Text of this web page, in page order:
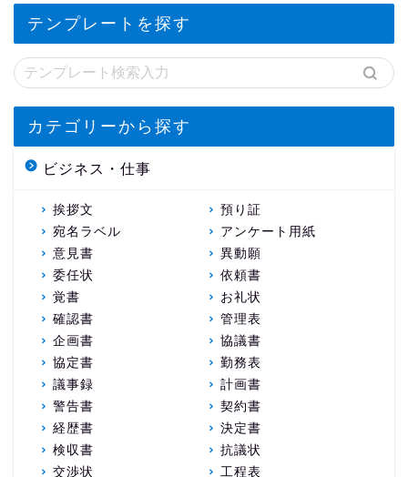
テンプレートを探す
カテゴリーから探す
ビジネス・仕事
挨拶文
預り証
宛名ラベル
アンケート用紙
意見書
異動願
委任状
依頼書
覚書
お礼状
確認書
管理表
企画書
協議書
協定書
勤務表
議事録
計画書
警告書
契約書
経歴書
決定書
検収書
抗議状
交渉状
工程表